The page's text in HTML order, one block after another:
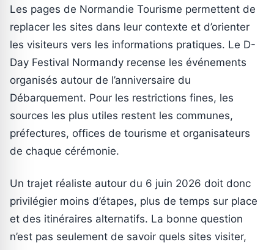
Les pages de Normandie Tourisme permettent de
replacer les sites dans leur contexte et d’orienter
les visiteurs vers les informations pratiques. Le D-
Day Festival Normandy recense les événements
organisés autour de l’anniversaire du
Débarquement. Pour les restrictions fines, les
sources les plus utiles restent les communes,
préfectures, offices de tourisme et organisateurs
de chaque cérémonie.
Un trajet réaliste autour du 6 juin 2026 doit donc
privilégier moins d’étapes, plus de temps sur place
et des itinéraires alternatifs. La bonne question
n’est pas seulement de savoir quels sites visiter,